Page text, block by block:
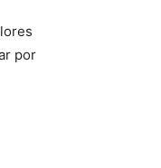
por